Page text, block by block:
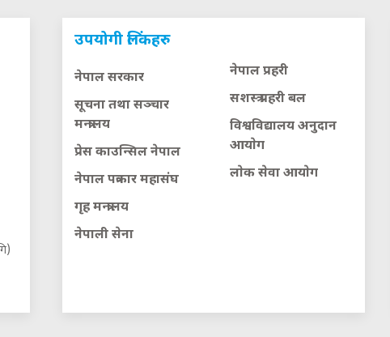
उपयोगी लिंकहरु
नेपाल सरकार
सूचना तथा सञ्चार
मन्त्रालय
प्रेस काउन्सिल नेपाल
नेपाल पत्रकार महासंघ
गृह मन्त्रालय
नेपाली सेना
नेपाल प्रहरी
सशस्त्र प्रहरी बल
विश्वविद्यालय अनुदान
आयाेग
लाेक सेवा आयाेग